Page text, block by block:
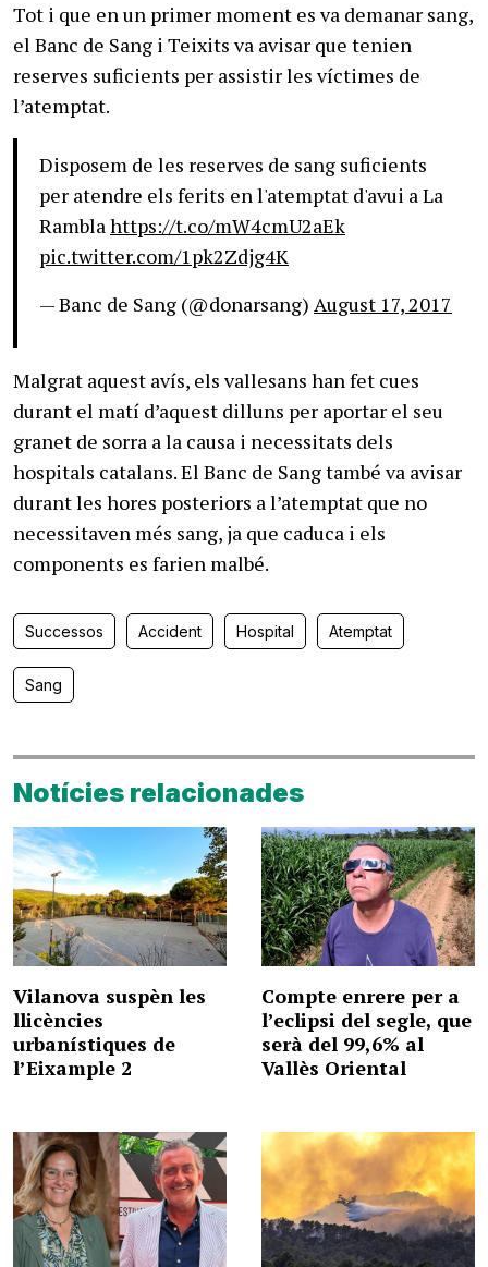
Tot i que en un primer moment es va demanar sang,
el Banc de Sang i Teixits va avisar que tenien
reserves suficients per assistir les víctimes de
l’atemptat.
Disposem de les reserves de sang suficients
per atendre els ferits en l'atemptat d'avui a La
Ramblahttps://t.co/mW4cmU2aEk
pic.twitter.com/1pk2Zdjg4K
— Banc de Sang (@donarsang) August 17, 2017
Malgrat aquest avís, els vallesans han fet cues
durant el matí d’aquest dilluns per aportar el seu
granet de sorra a la causa i necessitats dels
hospitals catalans. El Banc de Sang també va avisar
durant les hores posteriors a l’atemptat que no
necessitaven més sang, ja que caduca i els
components es farien malbé.
Successos Accident Hospital Atemptat
Sang
Notícies relacionades
Vilanova suspèn les
llicències
urbanístiques de
l’Eixample 2
Compte enrere per a
l’eclipsi del segle, que
serà del 99,6% al
Vallès Oriental